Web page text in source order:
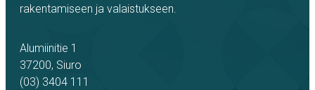
rakentamiseen ja valaistukseen.
Alumiinitie 1
37200, Siuro
(03) 3404 111